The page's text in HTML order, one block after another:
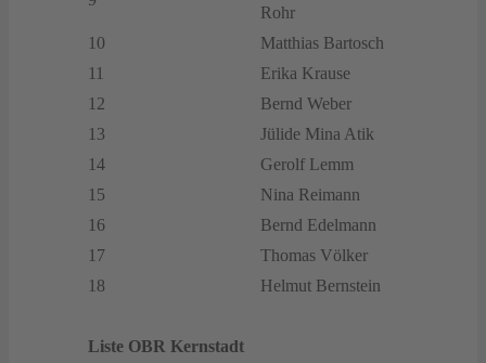
Rohr
10
Matthias Bartosch
11
Erika Krause
12
Bernd Weber
13
Jülide Mina Atik
14
Gerolf Lemm
15
Nina Reimann
16
Bernd Edelmann
17
Thomas Völker
18
Helmut Bernstein
Liste OBR Kernstadt